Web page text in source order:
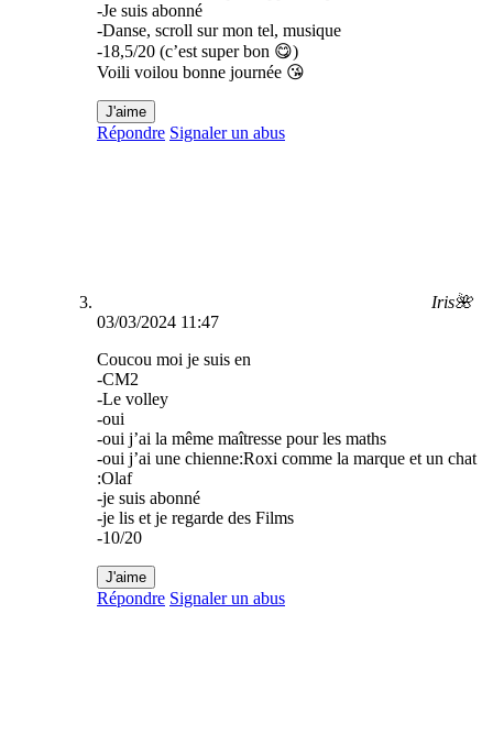
-Je suis abonné
-Danse, scroll sur mon tel, musique
-18,5/20 (c’est super bon 😋)
Voili voilou bonne journée 😘
J'aime
Répondre Signaler un abus
Iris🌺
03/03/2024 11:47
Coucou moi je suis en
-CM2
-Le volley
-oui
-oui j’ai la même maîtresse pour les maths
-oui j’ai une chienne:Roxi comme la marque et un chat
:Olaf
-je suis abonné
-je lis et je regarde des Films
-10/20
J'aime
Répondre Signaler un abus